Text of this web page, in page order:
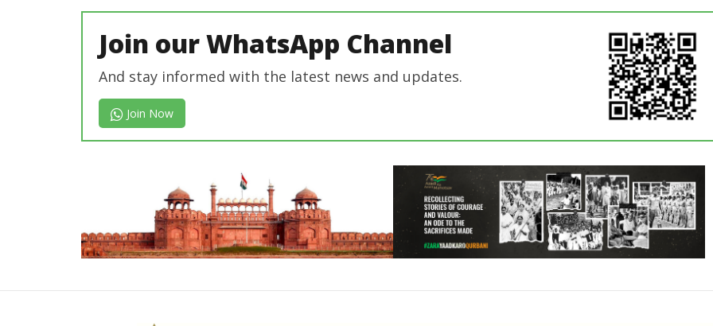
Join our WhatsApp Channel
And stay informed with the latest news and updates.
Join Now